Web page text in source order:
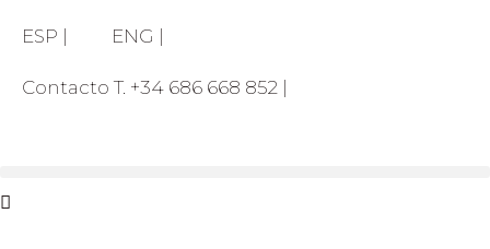
ESP | ENG |
Contacto T. +34 686 668 852 |